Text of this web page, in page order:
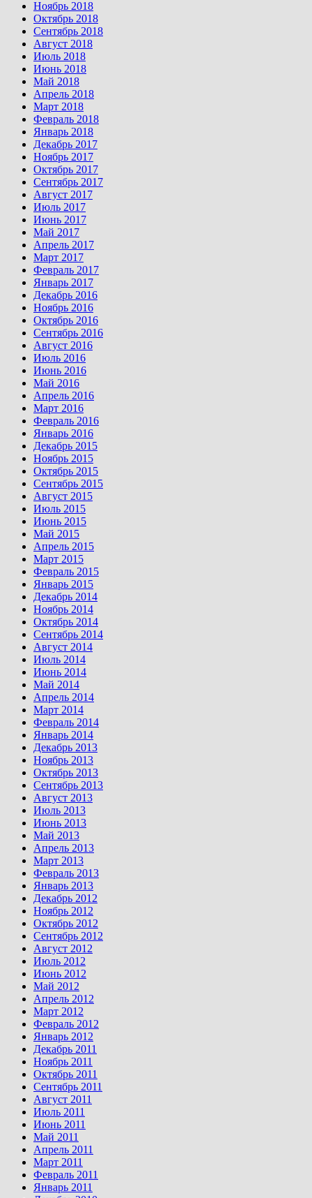
Ноябрь 2018
Октябрь 2018
Сентябрь 2018
Август 2018
Июль 2018
Июнь 2018
Май 2018
Апрель 2018
Март 2018
Февраль 2018
Январь 2018
Декабрь 2017
Ноябрь 2017
Октябрь 2017
Сентябрь 2017
Август 2017
Июль 2017
Июнь 2017
Май 2017
Апрель 2017
Март 2017
Февраль 2017
Январь 2017
Декабрь 2016
Ноябрь 2016
Октябрь 2016
Сентябрь 2016
Август 2016
Июль 2016
Июнь 2016
Май 2016
Апрель 2016
Март 2016
Февраль 2016
Январь 2016
Декабрь 2015
Ноябрь 2015
Октябрь 2015
Сентябрь 2015
Август 2015
Июль 2015
Июнь 2015
Май 2015
Апрель 2015
Март 2015
Февраль 2015
Январь 2015
Декабрь 2014
Ноябрь 2014
Октябрь 2014
Сентябрь 2014
Август 2014
Июль 2014
Июнь 2014
Май 2014
Апрель 2014
Март 2014
Февраль 2014
Январь 2014
Декабрь 2013
Ноябрь 2013
Октябрь 2013
Сентябрь 2013
Август 2013
Июль 2013
Июнь 2013
Май 2013
Апрель 2013
Март 2013
Февраль 2013
Январь 2013
Декабрь 2012
Ноябрь 2012
Октябрь 2012
Сентябрь 2012
Август 2012
Июль 2012
Июнь 2012
Май 2012
Апрель 2012
Март 2012
Февраль 2012
Январь 2012
Декабрь 2011
Ноябрь 2011
Октябрь 2011
Сентябрь 2011
Август 2011
Июль 2011
Июнь 2011
Май 2011
Апрель 2011
Март 2011
Февраль 2011
Январь 2011